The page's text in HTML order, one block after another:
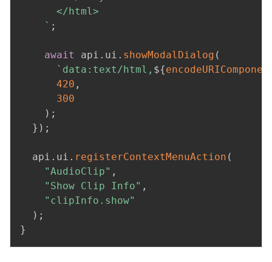
      </html>
` ;
await api . ui . showModalDialog (
` data:text/html, ${
420 ,
300
) ;
} ) ;
  api
. ui . registerContextMenuAction (
"AudioClip" ,
"Show Clip Info" ,
"clipInfo.show"
) ;
}